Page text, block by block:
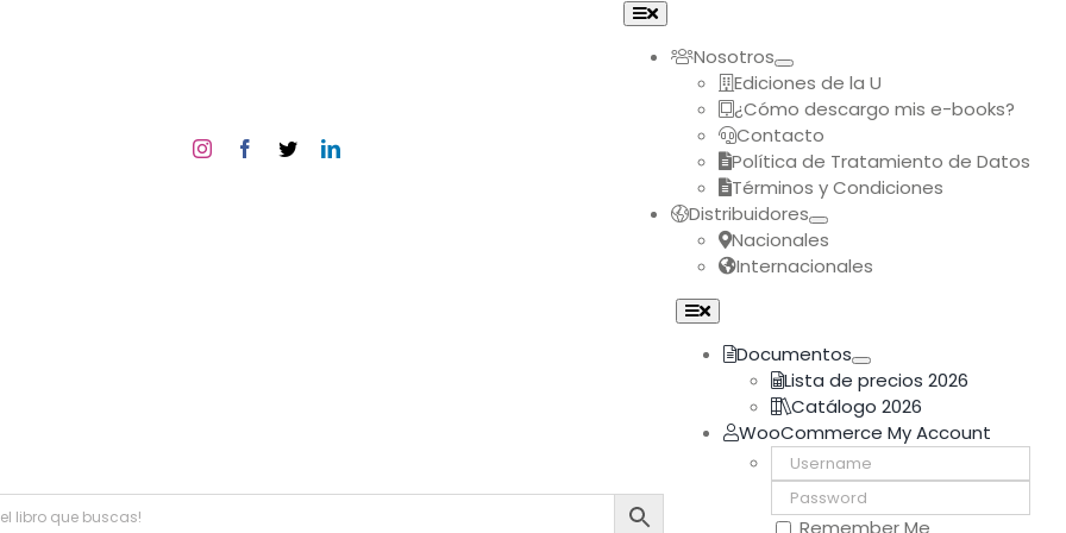
Toggle
Navigation
Nosotros
Ediciones de la U
¿Cómo descargo mis e-books?
Contacto
Política de Tratamiento de Datos
Términos y Condiciones
Distribuidores
Nacionales
Internacionales
Toggle
Navigation
Documentos
Lista de precios 2026
Catálogo 2026
WooCommerce My Account
Username:
Password:
Remember Me